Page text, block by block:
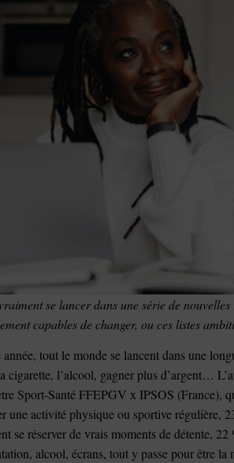
se lancer dans une série de
capables de changer, ou ces listes
année, tout le monde se lancent dans une
cigarette, l’alcool, gagner plus d’argent…
Sport-Santé FFEPGV x IPSOS (France),
une activité physique ou sportive régulière,
se réserver de vrais moments de détente,
alcool, écrans, tout y passe pour être